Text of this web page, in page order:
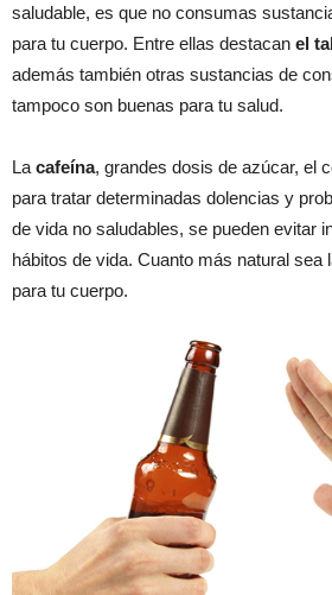
saludable, es que no consumas
para tu cuerpo. Entre ellas destacan el
además también otras sustancias de
tampoco son buenas para tu salud.
La cafeína, grandes dosis de azúcar, el
para tratar determinadas dolencias y
de vida no saludables, se pueden evitar
hábitos de vida. Cuanto más natural sea
para tu cuerpo.